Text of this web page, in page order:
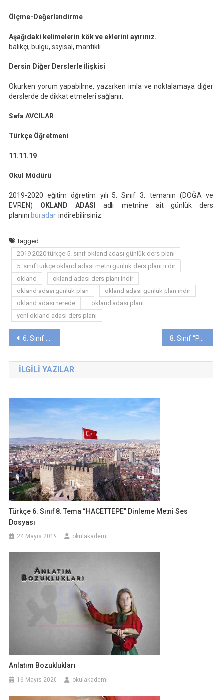
Ölçme-Değerlendirme
Aşağıdaki kelimelerin kök ve eklerini ayırınız.
balıkçı, bulgu, sayısal, mantıklı
Dersin Diğer Derslerle İlişkisi
Okurken yorum yapabilme, yazarken imla ve noktalamaya diğer
derslerde de dikkat etmeleri sağlanır.
Sefa AVCILAR
Türkçe Öğretmeni
11.11.19
Okul Müdürü
2019-2020 eğitim öğretim yılı 5. Sınıf 3. temanın (DOĞA ve
EVREN) OKLAND ADASI
adlı metnine ait günlük ders
planını buradan indirebilirsiniz.
Tagged
2019 2020 türkçe 5. sınıf okland adası günlük ders planı
5. sınıf türkçe okland adası metni günlük ders planı indir
okland
okland adası ders planı indir
okland adası günlük plan
okland adası günlük plan indir
okland adası nerede
okland adası planı
yeni okland adası ders planı
Yazı
gezinmesi
6. Sınıf “İNSANLAR ZAMANI ESKİDEN NASIL ÖLÇERDİ?” Metni Günlük Ders Planı (2019-2020)
İLGILI YAZILAR
Türkçe 6. Sınıf 8. Tema “HACETTEPE” Dinleme Metni Ses
Dosyası
24 Mayıs 2019 okulakademi
Anlatım Bozuklukları
16 Mayıs 2020 okulakademi